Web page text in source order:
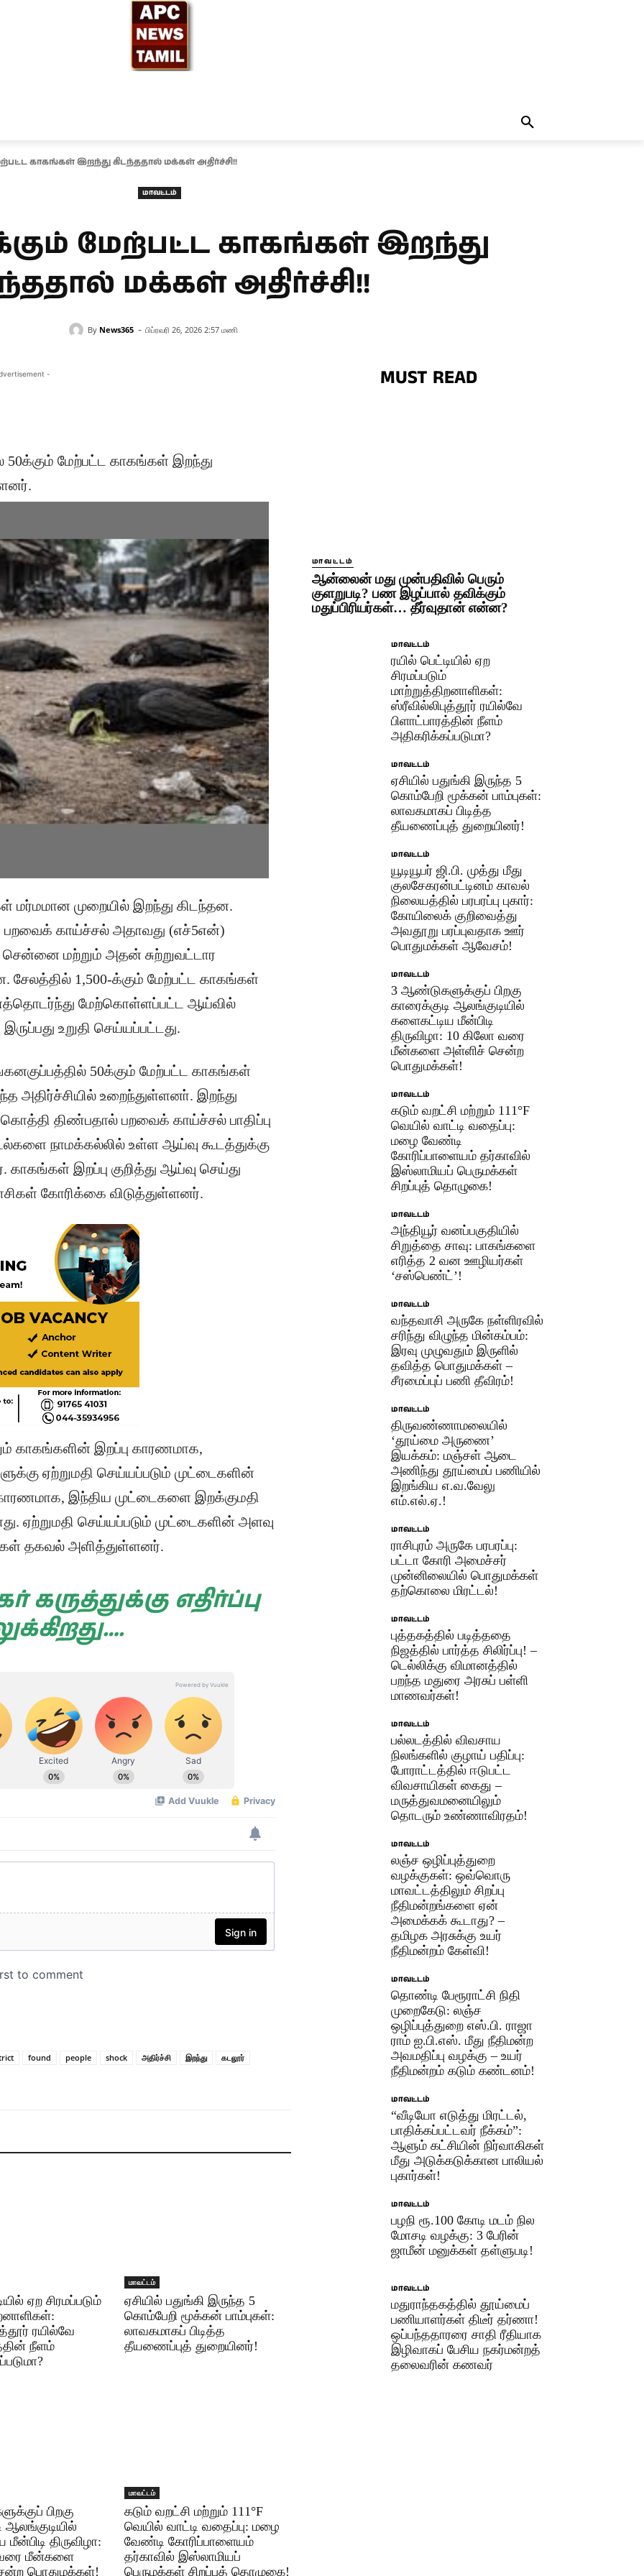
காகங்கள் இறந்து கிடந்ததால் மக்கள் அதிர்ச்சி!!
மாவட்டம்
மேற்பட்ட காகங்கள் இறந்து
மக்கள் அதிர்ச்சி!!
By News365 - பிப்ரவரி 26, 2026 2:57 மணி
-
50க்கும் மேற்பட்ட காகங்கள் இறந்து
மர்மமான முறையில் இறந்து கிடந்தன.
பறவைக் காய்ச்சல் அதாவது (எச்5என்)
மற்றும் அதன் சுற்றுவட்டார
சேலத்தில் 1,500-க்கும் மேற்பட்ட காகங்கள்
மேற்கொள்ளப்பட்ட ஆய்வில்
உறுதி செய்யப்பட்டது.
50க்கும் மேற்பட்ட காகங்கள்
அதிர்ச்சியில் உறைந்துள்ளனா். இறந்து
திண்பதால் பறவைக் காய்ச்சல் பாதிப்பு
நாமக்கல்லில் உள்ள ஆய்வு கூடத்துக்கு
காகங்கள் இறப்பு குறித்து ஆய்வு செய்து
கோரிக்கை விடுத்துள்ளனர்.
காகங்களின் இறப்பு காரணமாக,
ஏற்றுமதி செய்யப்படும் முட்டைகளின்
இந்திய முட்டைகளை இறக்குமதி
ஏற்றுமதி செய்யப்படும் முட்டைகளின் அளவு
தகவல் அளித்துள்ளனர்.
கருத்துக்கு எதிர்ப்பு
found people shock அதிர்ச்சி இறந்து கடலூர்
ஏற சிரமப்படும்
ரயில்வே
நீளம்
மாவட்டம்
ஏசியில் பதுங்கி இருந்த 5
கொம்பேறி மூக்கன் பாம்புகள்:
லாவகமாகப் பிடித்த
தீயணைப்புத் துறையினர்!
பிறகு
ஆலங்குடியில்
திருவிழா:
மீன்களை
பொதுமக்கள்!
மாவட்டம்
கடும் வறட்சி மற்றும் 111°F
வெயில் வாட்டி வதைப்பு: மழை
வேண்டி கோரிப்பாளையம்
தர்காவில் இஸ்லாமியப்
பெருமக்கள் சிறப்புத் தொழுகை!
MUST READ
மாவட்டம்
ஆன்லைன் மது முன்பதிவில் பெரும்
குளறுபடி? பண இழப்பால் தவிக்கும்
மதுப்பிரியர்கள்… தீர்வுதான் என்ன?
மாவட்டம்
ரயில் பெட்டியில் ஏற
சிரமப்படும்
மாற்றுத்திறனாளிகள்:
ஸ்ரீவில்லிபுத்தூர் ரயில்வே
பிளாட்பாரத்தின் நீளம்
அதிகரிக்கப்படுமா?
மாவட்டம்
ஏசியில் பதுங்கி இருந்த 5
கொம்பேறி மூக்கன் பாம்புகள்:
லாவகமாகப் பிடித்த
தீயணைப்புத் துறையினர்!
மாவட்டம்
யூடியூபர் ஜி.பி. முத்து மீது
குலசேகரன்பட்டினம் காவல்
நிலையத்தில் பரபரப்பு புகார்:
கோயிலைக் குறிவைத்து
அவதூறு பரப்புவதாக ஊர்
பொதுமக்கள் ஆவேசம்!
மாவட்டம்
3 ஆண்டுகளுக்குப் பிறகு
காரைக்குடி ஆலங்குடியில்
களைகட்டிய மீன்பிடி
திருவிழா: 10 கிலோ வரை
மீன்களை அள்ளிச் சென்ற
பொதுமக்கள்!
மாவட்டம்
கடும் வறட்சி மற்றும் 111°F
வெயில் வாட்டி வதைப்பு:
மழை வேண்டி
கோரிப்பாளையம் தர்காவில்
இஸ்லாமியப் பெருமக்கள்
சிறப்புத் தொழுகை!
மாவட்டம்
அந்தியூர் வனப்பகுதியில்
சிறுத்தை சாவு: பாகங்களை
எரித்த 2 வன ஊழியர்கள்
‘சஸ்பெண்ட்’!
மாவட்டம்
வந்தவாசி அருகே நள்ளிரவில்
சரிந்து விழுந்த மின்கம்பம்:
இரவு முழுவதும் இருளில்
தவித்த பொதுமக்கள் –
சீரமைப்புப் பணி தீவிரம்!
மாவட்டம்
திருவண்ணாமலையில்
‘தூய்மை அருணை’
இயக்கம்: மஞ்சள் ஆடை
அணிந்து தூய்மைப் பணியில்
இறங்கிய எ.வ.வேலு
எம்.எல்.ஏ.!
மாவட்டம்
ராசிபுரம் அருகே பரபரப்பு:
பட்டா கோரி அமைச்சர்
முன்னிலையில் பொதுமக்கள்
தற்கொலை மிரட்டல்!
மாவட்டம்
புத்தகத்தில் படித்ததை
நிஜத்தில் பார்த்த சிலிர்ப்பு! –
டெல்லிக்கு விமானத்தில்
பறந்த மதுரை அரசுப் பள்ளி
மாணவர்கள்!
மாவட்டம்
பல்லடத்தில் விவசாய
நிலங்களில் குழாய் பதிப்பு:
போராட்டத்தில் ஈடுபட்ட
விவசாயிகள் கைது –
மருத்துவமனையிலும்
தொடரும் உண்ணாவிரதம்!
மாவட்டம்
லஞ்ச ஒழிப்புத்துறை
வழக்குகள்: ஒவ்வொரு
மாவட்டத்திலும் சிறப்பு
நீதிமன்றங்களை ஏன்
அமைக்கக் கூடாது? –
தமிழக அரசுக்கு உயர்
நீதிமன்றம் கேள்வி!
மாவட்டம்
தொண்டி பேரூராட்சி நிதி
முறைகேடு: லஞ்ச
ஒழிப்புத்துறை எஸ்.பி. ராஜா
ராம் ஐ.பி.எஸ். மீது நீதிமன்ற
அவமதிப்பு வழக்கு – உயர்
நீதிமன்றம் கடும் கண்டனம்!
மாவட்டம்
“வீடியோ எடுத்து மிரட்டல்,
பாதிக்கப்பட்டவர் நீக்கம்”:
ஆளும் கட்சியின் நிர்வாகிகள்
மீது அடுக்கடுக்கான பாலியல்
புகார்கள்!
மாவட்டம்
பழநி ரூ.100 கோடி மடம் நில
மோசடி வழக்கு: 3 பேரின்
ஜாமீன் மனுக்கள் தள்ளுபடி!
மாவட்டம்
மதுராந்தகத்தில் தூய்மைப்
பணியாளர்கள் திடீர் தர்ணா!
ஒப்பந்ததாரரை சாதி ரீதியாக
இழிவாகப் பேசிய நகர்மன்றத்
தலைவரின் கணவர்